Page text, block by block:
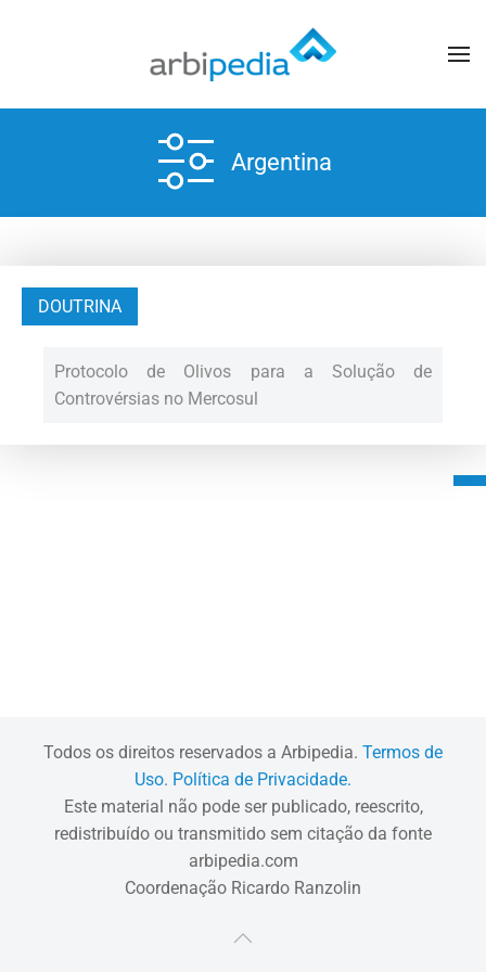
Argentina
DOUTRINA
Protocolo de Olivos para a Solução de
Controvérsias no Mercosul
Todos os direitos reservados a Arbipedia. Termos de
Uso. Política de Privacidade.
Este material não pode ser publicado, reescrito,
redistribuído ou transmitido sem citação da fonte
arbipedia.com
Coordenação Ricardo Ranzolin